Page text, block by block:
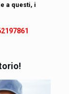
a questi, i